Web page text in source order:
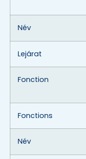
Név
Lejárat
Fonction
Fonctions
Név